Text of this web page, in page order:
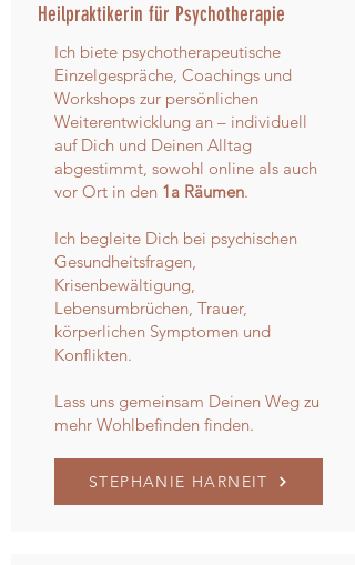
Heilpraktikerin für Psychotherapie
Ich biete psychotherapeutische
Einzelgespräche, Coachings und
Workshops zur persönlichen
Weiterentwicklung an – individuell
auf Dich und Deinen Alltag
abgestimmt, sowohl online als auch
vor Ort in den 1a Räumen.
Ich begleite Dich bei psychischen
Gesundheitsfragen,
Krisenbewältigung,
Lebensumbrüchen, Trauer,
körperlichen Symptomen und
Konflikten.
Lass uns gemeinsam Deinen Weg zu
mehr Wohlbefinden finden.
STEPHANIE HARNEIT